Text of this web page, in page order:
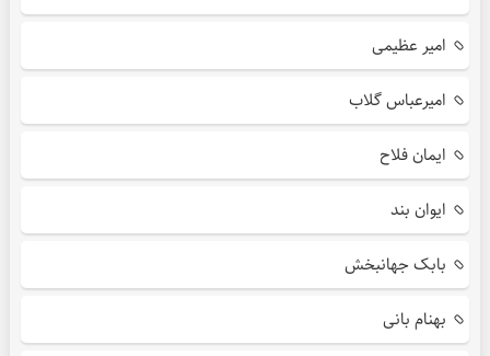
امیر عظیمی
امیرعباس گلاب
ایمان فلاح
ایوان بند
بابک جهانبخش
بهنام بانی